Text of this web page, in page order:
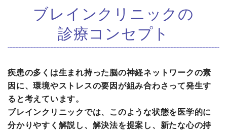
ブレインクリニックの
診療コンセプト
疾患の多くは生まれ持った脳の神経ネットワークの素
因に、環境やストレスの要因が組み合わさって発生す
ると考えています。
ブレインクリニックでは、このような状態を医学的に
分かりやすく解説し、解決法を提案し、新たな心の持